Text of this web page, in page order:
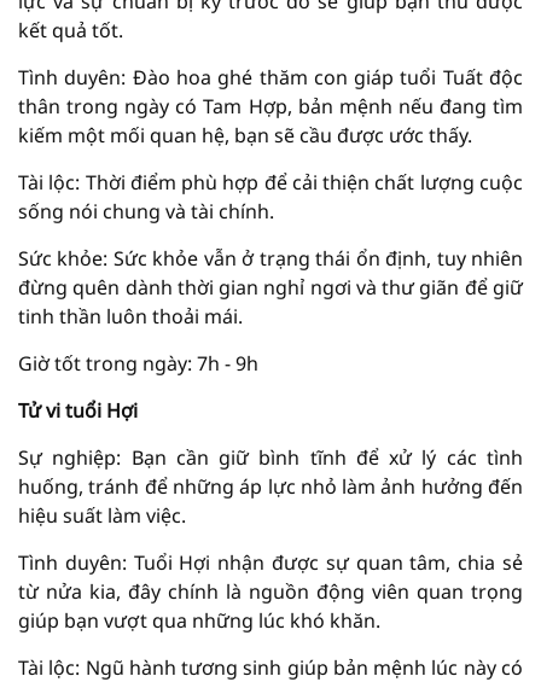
kết quả tốt.
Tình duyên: Đào hoa ghé thăm con giáp tuổi Tuất độc
thân trong ngày có Tam Hợp, bản mệnh nếu đang tìm
kiếm một mối quan hệ, bạn sẽ cầu được ước thấy.
Tài lộc: Thời điểm phù hợp để cải thiện chất lượng cuộc
sống nói chung và tài chính.
Sức khỏe: Sức khỏe vẫn ở trạng thái ổn định, tuy nhiên
đừng quên dành thời gian nghỉ ngơi và thư giãn để giữ
tinh thần luôn thoải mái.
Giờ tốt trong ngày: 7h - 9h
Tử vi tuổi Hợi
Sự nghiệp: Bạn cần giữ bình tĩnh để xử lý các tình
huống, tránh để những áp lực nhỏ làm ảnh hưởng đến
hiệu suất làm việc.
Tình duyên: Tuổi Hợi nhận được sự quan tâm, chia sẻ
từ nửa kia, đây chính là nguồn động viên quan trọng
giúp bạn vượt qua những lúc khó khăn.
Tài lộc: Ngũ hành tương sinh giúp bản mệnh lúc này có